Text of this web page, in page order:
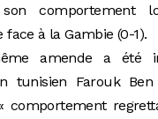
comportement
face à la Gambie (0-1).
amende a été
tunisien Farouk Ben
comportement